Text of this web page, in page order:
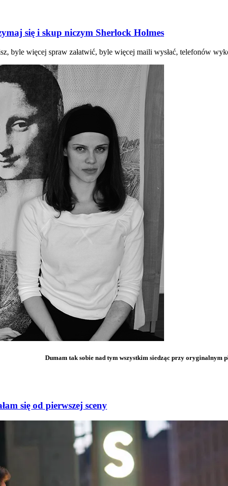
się i skup niczym Sherlock Holmes
byle więcej spraw załatwić, byle więcej maili wysłać, telefonów
Dumam tak sobie nad tym wszystkim siedząc przy oryginalnym
się od pierwszej sceny